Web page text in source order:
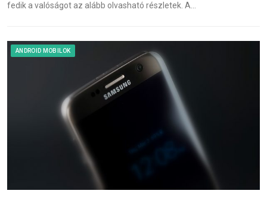
fedik a valóságot az alább olvasható részletek. A…
ANDROID MOBILOK